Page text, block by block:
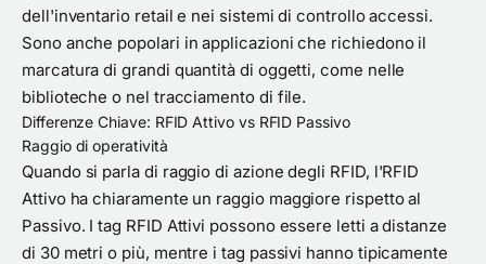
dell'inventario retail e nei sistemi di controllo accessi.
Sono anche popolari in applicazioni che richiedono il
marcatura di grandi quantità di oggetti, come nelle
biblioteche o nel tracciamento di file.
Differenze Chiave: RFID Attivo vs RFID Passivo
Raggio di operatività
Quando si parla di raggio di azione degli RFID, l'RFID
Attivo ha chiaramente un raggio maggiore rispetto al
Passivo. I tag RFID Attivi possono essere letti a distanze
di 30 metri o più, mentre i tag passivi hanno tipicamente